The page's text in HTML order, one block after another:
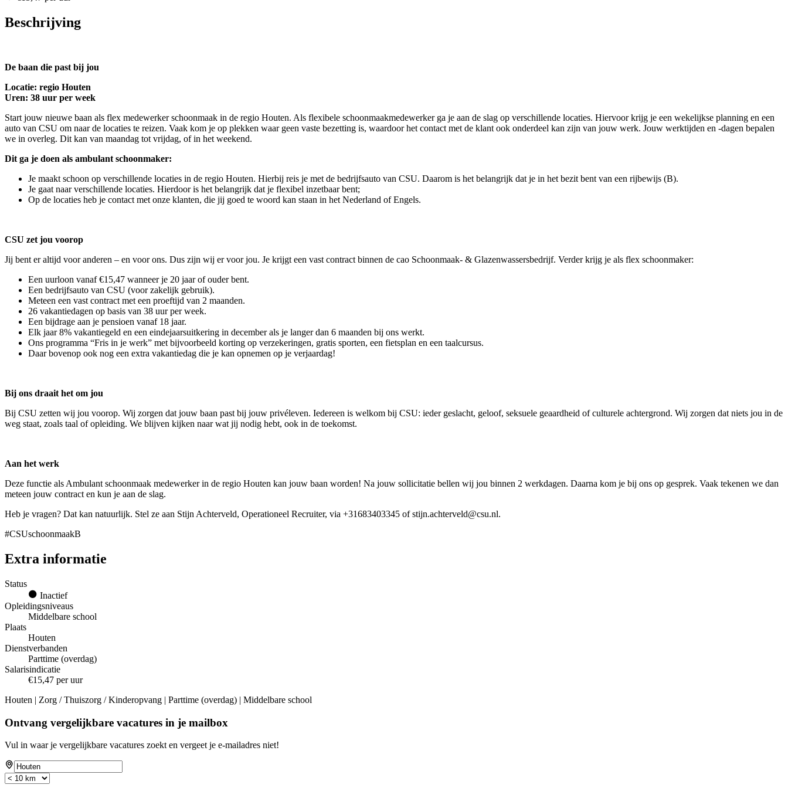
Beschrijving
De baan die past bij jou
Locatie: regio Houten
Uren: 38 uur per week
Start jouw nieuwe baan als flex medewerker schoonmaak in de regio Houten. Als flexibele schoonmaakmedewerker ga je aan de slag op verschillende locaties. Hiervoor krijg je een wekelijkse planning en een
auto van CSU om naar de locaties te reizen. Vaak kom je op plekken waar geen vaste bezetting is, waardoor het contact met de klant ook onderdeel kan zijn van jouw werk. Jouw werktijden en -dagen bepalen
we in overleg. Dit kan van maandag tot vrijdag, of in het weekend.
Dit ga je doen als ambulant schoonmaker:
Je maakt schoon op verschillende locaties in de regio Houten. Hierbij reis je met de bedrijfsauto van CSU. Daarom is het belangrijk dat je in het bezit bent van een rijbewijs (B).
Je gaat naar verschillende locaties. Hierdoor is het belangrijk dat je flexibel inzetbaar bent;
Op de locaties heb je contact met onze klanten, die jij goed te woord kan staan in het Nederland of Engels.
CSU zet jou voorop
Jij bent er altijd voor anderen – en voor ons. Dus zijn wij er voor jou. Je krijgt een vast contract binnen de cao Schoonmaak- & Glazenwassersbedrijf. Verder krijg je als flex schoonmaker:
Een uurloon vanaf €15,47 wanneer je 20 jaar of ouder bent.
Een bedrijfsauto van CSU (voor zakelijk gebruik).
Meteen een vast contract met een proeftijd van 2 maanden.
26 vakantiedagen op basis van 38 uur per week.
Een bijdrage aan je pensioen vanaf 18 jaar.
Elk jaar 8% vakantiegeld en een eindejaarsuitkering in december als je langer dan 6 maanden bij ons werkt.
Ons programma “Fris in je werk” met bijvoorbeeld korting op verzekeringen, gratis sporten, een fietsplan en een taalcursus.
Daar bovenop ook nog een extra vakantiedag die je kan opnemen op je verjaardag!
Bij ons draait het om jou
Bij CSU zetten wij jou voorop. Wij zorgen dat jouw baan past bij jouw privéleven. Iedereen is welkom bij CSU: ieder geslacht, geloof, seksuele geaardheid of culturele achtergrond. Wij zorgen dat niets jou in de
weg staat, zoals taal of opleiding. We blijven kijken naar wat jij nodig hebt, ook in de toekomst.
Aan het werk
Deze functie als Ambulant schoonmaak medewerker in de regio Houten kan jouw baan worden! Na jouw sollicitatie bellen wij jou binnen 2 werkdagen. Daarna kom je bij ons op gesprek. Vaak tekenen we dan
meteen jouw contract en kun je aan de slag.
Heb je vragen? Dat kan natuurlijk. Stel ze aan Stijn Achterveld, Operationeel Recruiter, via +31683403345 of stijn.achterveld@csu.nl.
#CSUschoonmaakB
Extra informatie
Status
Inactief
Opleidingsniveaus
Middelbare school
Plaats
Houten
Dienstverbanden
Parttime (overdag)
Salarisindicatie
€15,47 per uur
Houten | Zorg / Thuiszorg / Kinderopvang | Parttime (overdag) | Middelbare school
Ontvang vergelijkbare vacatures in je mailbox
Vul in waar je vergelijkbare vacatures zoekt en vergeet je e-mailadres niet!